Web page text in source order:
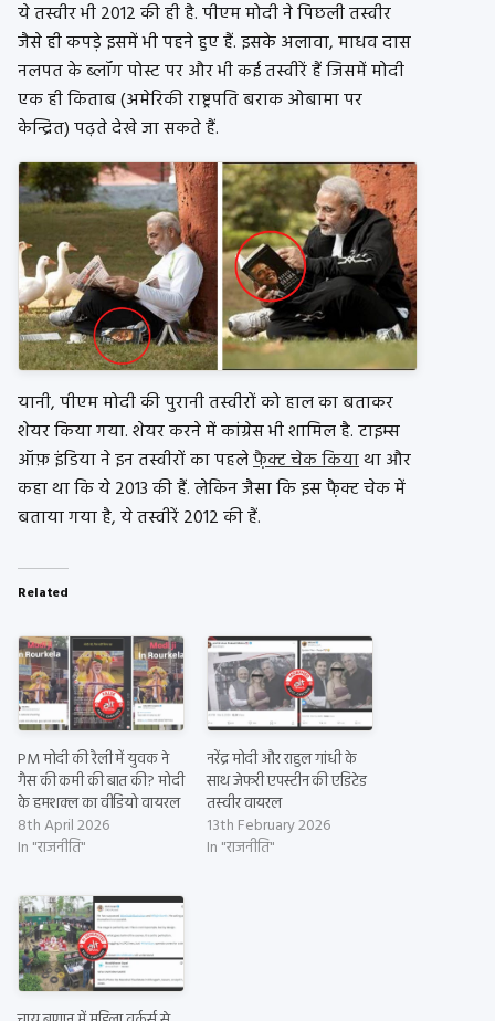
ये तस्वीर भी 2012 की ही है. पीएम मोदी ने पिछली तस्वीर
जैसे ही कपड़े इसमें भी पहने हुए हैं. इसके अलावा, माधव दास
नलपत के ब्लॉग पोस्ट पर और भी कई तस्वीरें हैं जिसमें मोदी
एक ही किताब (अमेरिकी राष्ट्रपति बराक ओबामा पर
केन्द्रित) पढ़ते देखे जा सकते हैं.
यानी, पीएम मोदी की पुरानी तस्वीरों को हाल का बताकर
शेयर किया गया. शेयर करने में कांग्रेस भी शामिल है. टाइम्स
ऑफ़ इंडिया ने इन तस्वीरों का पहलेफै़क्ट चेक कियाथा और
कहा था कि ये 2013 की हैं. लेकिन जैसा कि इस फै़क्ट चेक में
बताया गया है, ये तस्वीरें 2012 की हैं.
Related
PM मोदी की रैली में युवक ने
गैस की कमी की बात की? मोदी
के हमशक्‍ल का वीडियो वायरल
8th April 2026
In "राजनीति"
नरेंद्र मोदी और राहुल गांधी के
साथ जेफरी एपस्टीन की एडिटेड
तस्वीर वायरल
13th February 2026
In "राजनीति"